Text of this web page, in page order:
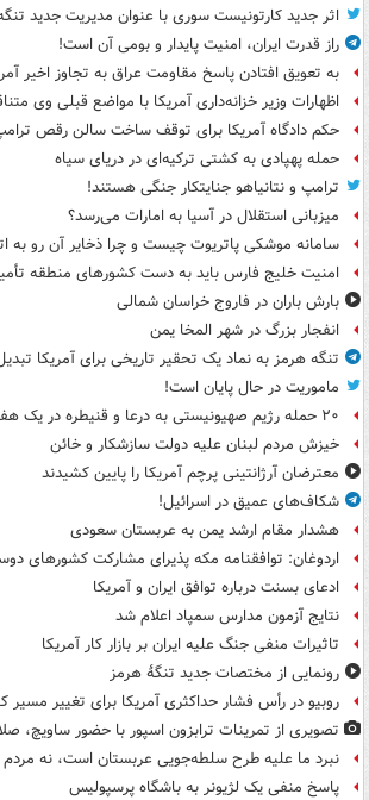
اثر جدید کارتونیست سوری با عنوان مدیریت جدید
راز قدرت ایران، امنیت پایدار و بومی آن است!
به تعویق افتادن پاسخ مقاومت عراق به تجاوز اخیر
اظهارات وزیر خزانه‌داری آمریکا با مواضع قبلی وی
حکم دادگاه آمریکا برای توقف ساخت سالن رقص
حمله پهپادی به کشتی ترکیه‌ای در دریای سیاه
ترامپ و نتانیاهو جنایتکار جنگی هستند!
میزبانی استقلال در آسیا به امارات می‌رسد؟
سامانه موشکی پاتریوت چیست و چرا ذخایر آن رو به
امنیت خلیج فارس باید به دست کشورهای منطقه
بارش باران در فاروج خراسان شمالی
انفجار بزرگ در شهر المخا یمن
تنگه هرمز به نماد یک تحقیر تاریخی برای آمریکا
ماموریت در حال پایان است!
۲۰ حمله رژیم صهیونیستی به درعا و قنیطره در یک هفته
خیزش مردم لبنان علیه دولت سازشکار و خائن
معترضان آرژانتینی پرچم آمریکا را پایین کشیدند
شکاف‌های عمیق در اسرائیل!
هشدار مقام ارشد یمن به عربستان سعودی
اردوغان: توافقنامه مکه پذیرای مشارکت کشورهای
ادعای بسنت درباره توافق ایران و آمریکا
نتایج آزمون مدارس سمپاد اعلام شد
تاثیرات منفی جنگ علیه ایران بر بازار کار آمریکا
رونمایی از مختصات جدید تنگۀ هرمز
روبیو در رأس فشار حداکثری آمریکا برای تغییر مسیر
تصویری از تمرینات ترابزون اسپور با حضور ساویچ،
نبرد ما علیه طرح سلطه‌جویی عربستان است، نه
پاسخ منفی یک لژیونر به باشگاه پرسپولیس